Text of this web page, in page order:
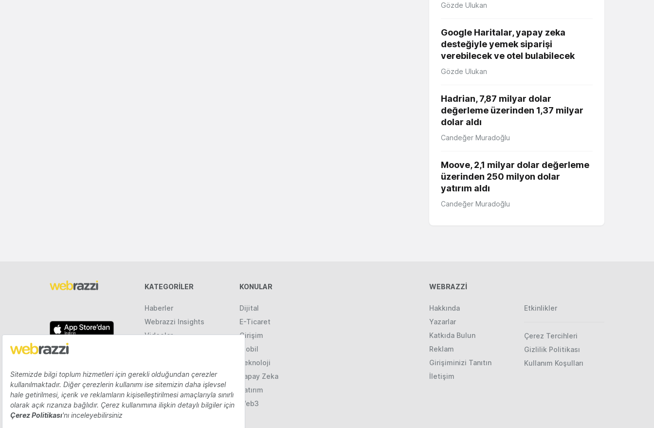
Gözde Ulukan
Google Haritalar, yapay zeka
desteğiyle yemek siparişi
verebilecek ve otel bulabilecek
Gözde Ulukan
Hadrian, 7,87 milyar dolar
değerleme üzerinden 1,37 milyar
dolar aldı
Candeğer Muradoğlu
Moove, 2,1 milyar dolar değerleme
üzerinden 250 milyon dolar
yatırım aldı
Candeğer Muradoğlu
KATEGORILER
Haberler
Webrazzi Insights
Videolar
KONULAR
Dijital
E-Ticaret
Girişim
Mobil
Teknoloji
Yapay Zeka
Yatırım
Web3
WEBRAZZİ
Hakkında
Yazarlar
Katkıda Bulun
Reklam
Girişiminizi Tanıtın
İletişim
Etkinlikler
Çerez Tercihleri
Gizlilik Politikası
Kullanım Koşulları